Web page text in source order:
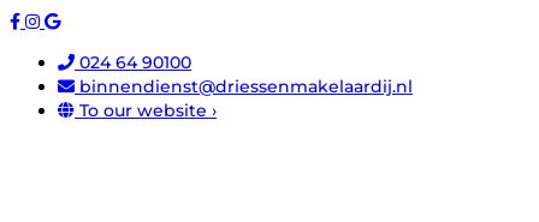
024 64 90100
binnendienst@driessenmakelaardij.nl
To our website ›